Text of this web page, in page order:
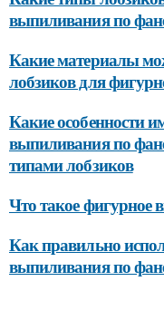
выпиливания по
Какие материалы
лобзиков для
Какие особенности
выпиливания по
типами лобзиков
Что такое фигурное
Как правильно
выпиливания по